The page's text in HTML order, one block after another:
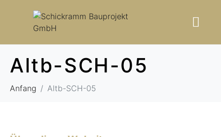
Altb-SCH-05
Anfang Altb-SCH-05